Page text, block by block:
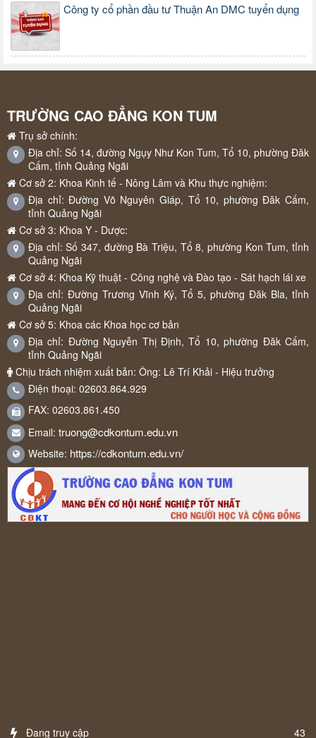
Công ty cổ phần đầu tư Thuận An DMC tuyển dụng
TRƯỜNG CAO ĐẲNG KON TUM
Trụ sở chính:
Địa chỉ: Số 14, đường Ngụy Như Kon Tum, Tổ 10, phường Đăk
Cấm, tỉnh Quảng Ngãi
Cơ sở 2: Khoa Kinh tế - Nông Lâm và Khu thực nghiệm:
Địa chỉ: Đường Võ Nguyên Giáp, Tổ 10, phường Đăk Cấm,
tỉnh Quảng Ngãi
Cơ sở 3: Khoa Y - Dược:
Địa chỉ: Số 347, đường Bà Triệu, Tổ 8, phường Kon Tum, tỉnh
Quảng Ngãi
Cơ sở 4: Khoa Kỹ thuật - Công nghệ và Đào tạo - Sát hạch lái xe
Địa chỉ: Đường Trương Vĩnh Ký, Tổ 5, phường Đăk Bla, tỉnh
Quảng Ngãi
Cơ sở 5: Khoa các Khoa học cơ bản
Địa chỉ: Đường Nguyễn Thị Định, Tổ 10, phường Đăk Cấm,
tỉnh Quảng Ngãi
Chịu trách nhiệm xuất bản: Ông: Lê Trí Khải - Hiệu trưởng
Điện thoại: 02603.864.929
FAX: 02603.861.450
Email: truong@cdkontum.edu.vn
Website: https://cdkontum.edu.vn/
Đang truy cập 43